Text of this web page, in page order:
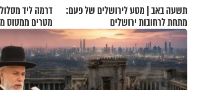
תשעה באב | מסע לירושלים של פעם:
מתחת לרחובות ירושלים
דרמה ליד
מטרים ממטוס